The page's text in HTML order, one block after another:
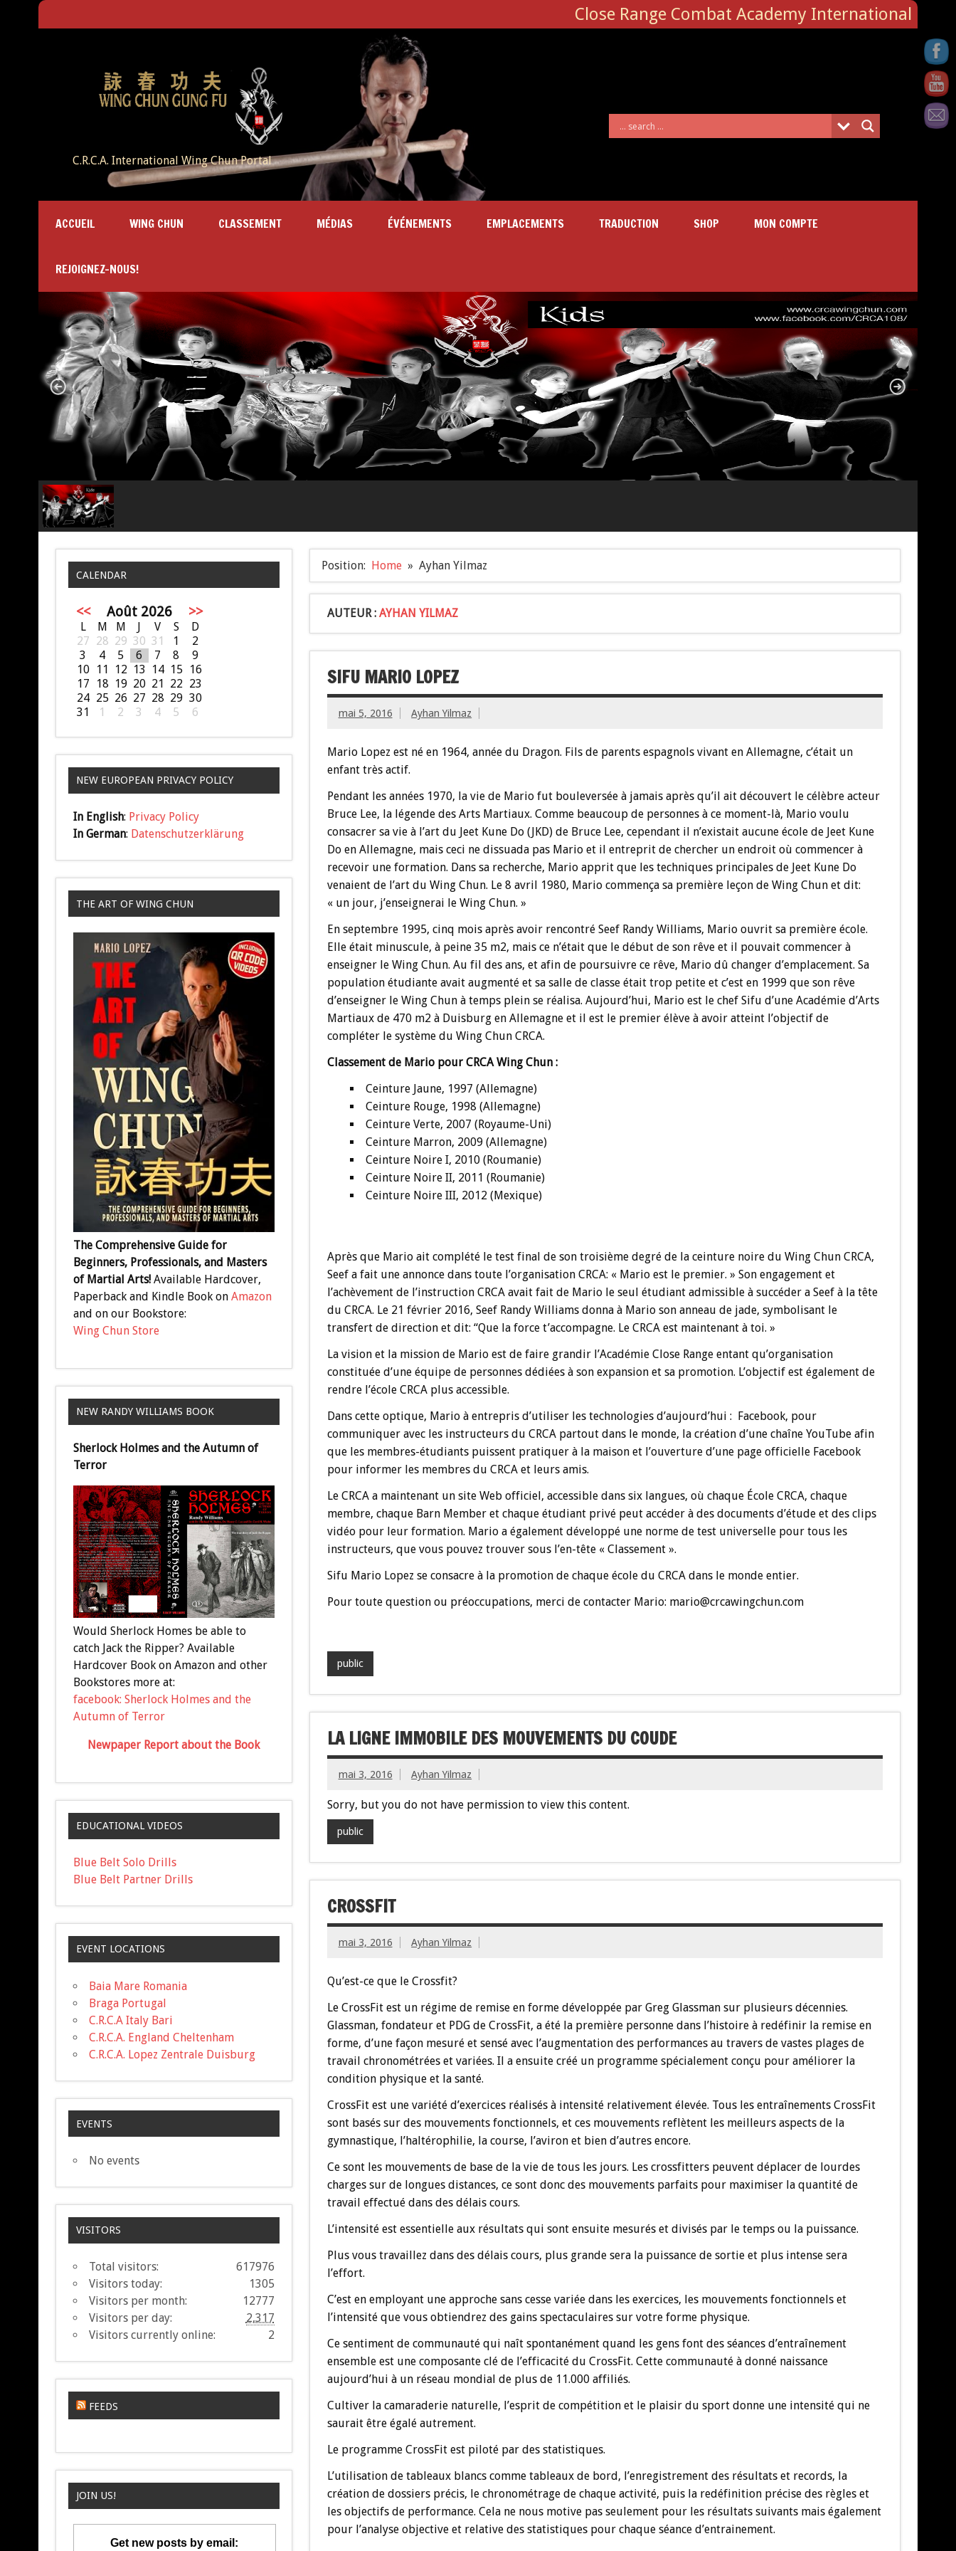
Close Range Combat Academy International
C.R.C.A. International Wing Chun Portal
ACCUEIL WING CHUN CLASSEMENT MÉDIAS ÉVÉNEMENTS EMPLACEMENTS TRADUCTION SHOP MON COMPTE
REJOIGNEZ-NOUS!
Position: Home Ayhan Yilmaz
AUTEUR : AYHAN YILMAZ
SIFU MARIO LOPEZ
mai 5, 2016 Ayhan Yilmaz
Mario Lopez est né en 1964, année du Dragon. Fils de parents espagnols vivant en Allemagne, c’était un
enfant très actif.
Pendant les années 1970, la vie de Mario fut bouleversée à jamais après qu’il ait découvert le célèbre acteur
Bruce Lee, la légende des Arts Martiaux. Comme beaucoup de personnes à ce moment-là, Mario voulu
consacrer sa vie à l’art du Jeet Kune Do (JKD) de Bruce Lee, cependant il n’existait aucune école de Jeet Kune
Do en Allemagne, mais ceci ne dissuada pas Mario et il entreprit de chercher un endroit où commencer à
recevoir une formation. Dans sa recherche, Mario apprit que les techniques principales de Jeet Kune Do
venaient de l’art du Wing Chun. Le 8 avril 1980, Mario commença sa première leçon de Wing Chun et dit:
« un jour, j’enseignerai le Wing Chun. »
En septembre 1995, cinq mois après avoir rencontré Seef Randy Williams, Mario ouvrit sa première école.
Elle était minuscule, à peine 35 m2, mais ce n’était que le début de son rêve et il pouvait commencer à
enseigner le Wing Chun. Au fil des ans, et afin de poursuivre ce rêve, Mario dû changer d’emplacement. Sa
population étudiante avait augmenté et sa salle de classe était trop petite et c’est en 1999 que son rêve
d’enseigner le Wing Chun à temps plein se réalisa. Aujourd’hui, Mario est le chef Sifu d’une Académie d’Arts
Martiaux de 470 m2 à Duisburg en Allemagne et il est le premier élève à avoir atteint l’objectif de
compléter le système du Wing Chun CRCA.
Classement de Mario pour CRCA Wing Chun :
Ceinture Jaune, 1997 (Allemagne)
Ceinture Rouge, 1998 (Allemagne)
Ceinture Verte, 2007 (Royaume-Uni)
Ceinture Marron, 2009 (Allemagne)
Ceinture Noire I, 2010 (Roumanie)
Ceinture Noire II, 2011 (Roumanie)
Ceinture Noire III, 2012 (Mexique)
Après que Mario ait complété le test final de son troisième degré de la ceinture noire du Wing Chun CRCA,
Seef a fait une annonce dans toute l’organisation CRCA: « Mario est le premier. » Son engagement et
l’achèvement de l’instruction CRCA avait fait de Mario le seul étudiant admissible à succéder a Seef à la tête
du CRCA. Le 21 février 2016, Seef Randy Williams donna à Mario son anneau de jade, symbolisant le
transfert de direction et dit: “Que la force t’accompagne. Le CRCA est maintenant à toi. »
La vision et la mission de Mario est de faire grandir l’Académie Close Range entant qu’organisation
constituée d’une équipe de personnes dédiées à son expansion et sa promotion. L’objectif est également de
rendre l’école CRCA plus accessible.
Dans cette optique, Mario à entrepris d’utiliser les technologies d’aujourd’hui : Facebook, pour
communiquer avec les instructeurs du CRCA partout dans le monde, la création d’une chaîne YouTube afin
que les membres-étudiants puissent pratiquer à la maison et l’ouverture d’une page officielle Facebook
pour informer les membres du CRCA et leurs amis.
Le CRCA a maintenant un site Web officiel, accessible dans six langues, où chaque École CRCA, chaque
membre, chaque Barn Member et chaque étudiant privé peut accéder à des documents d’étude et des clips
vidéo pour leur formation. Mario a également développé une norme de test universelle pour tous les
instructeurs, que vous pouvez trouver sous l’en-tête « Classement ».
Sifu Mario Lopez se consacre à la promotion de chaque école du CRCA dans le monde entier.
Pour toute question ou préoccupations, merci de contacter Mario: mario@crcawingchun.com
public
LA LIGNE IMMOBILE DES MOUVEMENTS DU COUDE
mai 3, 2016 Ayhan Yilmaz
Sorry, but you do not have permission to view this content.
public
CROSSFIT
mai 3, 2016 Ayhan Yilmaz
Qu’est-ce que le Crossfit?
Le CrossFit est un régime de remise en forme développée par Greg Glassman sur plusieurs décennies.
Glassman, fondateur et PDG de CrossFit, a été la première personne dans l’histoire à redéfinir la remise en
forme, d’une façon mesuré et sensé avec l’augmentation des performances au travers de vastes plages de
travail chronométrées et variées. Il a ensuite créé un programme spécialement conçu pour améliorer la
condition physique et la santé.
CrossFit est une variété d’exercices réalisés à intensité relativement élevée. Tous les entraînements CrossFit
sont basés sur des mouvements fonctionnels, et ces mouvements reflètent les meilleurs aspects de la
gymnastique, l’haltérophilie, la course, l’aviron et bien d’autres encore.
Ce sont les mouvements de base de la vie de tous les jours. Les crossfitters peuvent déplacer de lourdes
charges sur de longues distances, ce sont donc des mouvements parfaits pour maximiser la quantité de
travail effectué dans des délais cours.
L’intensité est essentielle aux résultats qui sont ensuite mesurés et divisés par le temps ou la puissance.
Plus vous travaillez dans des délais cours, plus grande sera la puissance de sortie et plus intense sera
l’effort.
C’est en employant une approche sans cesse variée dans les exercices, les mouvements fonctionnels et
l’intensité que vous obtiendrez des gains spectaculaires sur votre forme physique.
Ce sentiment de communauté qui naît spontanément quand les gens font des séances d’entraînement
ensemble est une composante clé de l’efficacité du CrossFit. Cette communauté à donné naissance
aujourd’hui à un réseau mondial de plus de 11.000 affiliés.
Cultiver la camaraderie naturelle, l’esprit de compétition et le plaisir du sport donne une intensité qui ne
saurait être égalé autrement.
Le programme CrossFit est piloté par des statistiques.
L’utilisation de tableaux blancs comme tableaux de bord, l’enregistrement des résultats et records, la
création de dossiers précis, le chronométrage de chaque activité, puis la redéfinition précise des règles et
les objectifs de performance. Cela ne nous motive pas seulement pour les résultats suivants mais également
pour l’analyse objective et relative des statistiques pour chaque séance d’entrainement.
CALENDAR
<< Août 2026 >>
L M M J V S
D
27 28 29 30 31 1
2
3
4 5 6 7 8
9
10 11 12 13 14 15 16
17
18 19 20 21 22 23
24 25 26 27 28 29 30
31
1 2 3 4 5 6
NEW EUROPEAN PRIVACY POLICY
In English: Privacy Policy
In German: Datenschutzerklärung
THE ART OF WING CHUN
The Comprehensive Guide for
Beginners, Professionals, and Masters
of Martial Arts!Available Hardcover,
Paperback and Kindle Book on Amazon
and on our Bookstore:
Wing Chun Store
NEW RANDY WILLIAMS BOOK
Sherlock Holmes and the Autumn of
Terror
Would Sherlock Homes be able to
catch Jack the Ripper? Available
Hardcover Book on Amazon and other
Bookstores more at:
facebook: Sherlock Holmes and the
Autumn of Terror
Newpaper Report about the Book
EDUCATIONAL VIDEOS
Blue Belt Solo Drills
Blue Belt Partner Drills
EVENT LOCATIONS
Baia Mare Romania
Braga Portugal
C.R.C.A Italy Bari
C.R.C.A. England Cheltenham
C.R.C.A. Lopez Zentrale Duisburg
EVENTS
No events
VISITORS
617976
Total visitors:
1305
Visitors today:
12777
Visitors per month:
2,317
Visitors per day:
2
Visitors currently online:
FEEDS
JOIN US!
Get new posts by email: